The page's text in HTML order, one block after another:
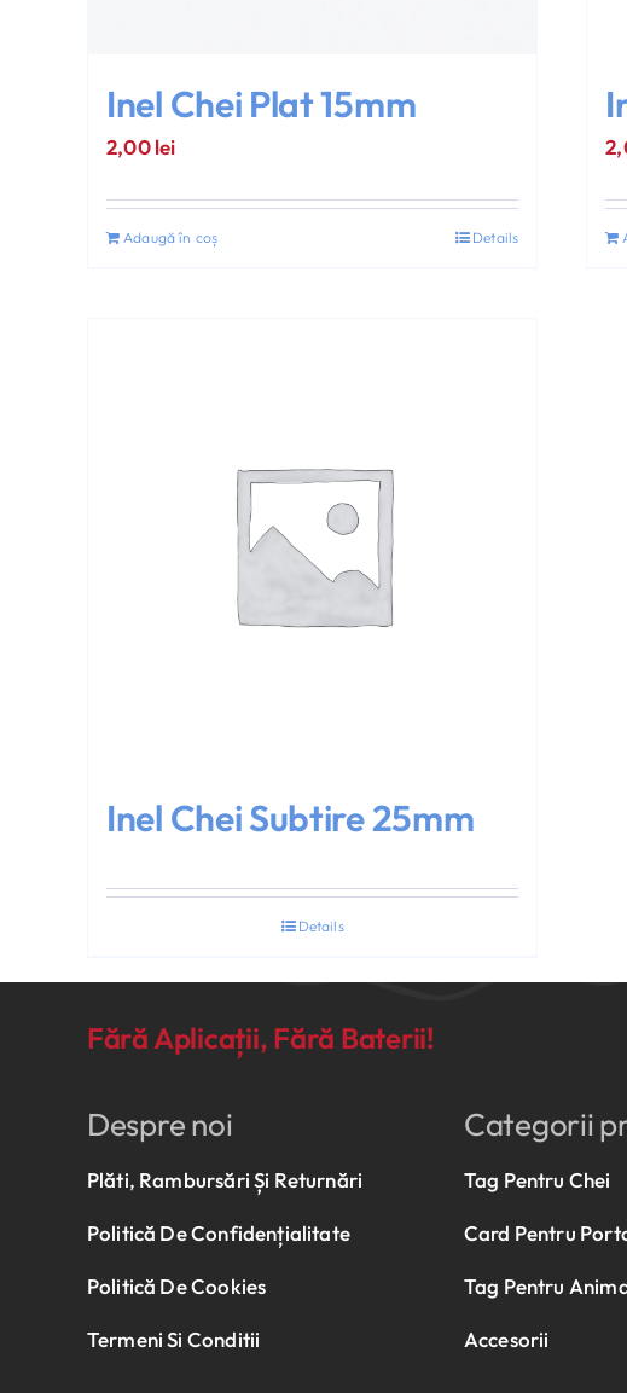
Inel Chei Plat 15mm
2,00lei
Adaugă în coș Details
Inel Chei Subtire 25mm
Details
Fără Aplicații, Fără Baterii!
Despre noi
Plăti, Rambursări Și Returnări
Politică De Confidențialitate
Politică De Cookies
Termeni Si Conditii
Categorii
Tag Pentru Chei
Card Pentru
Tag Pentru
Accesorii